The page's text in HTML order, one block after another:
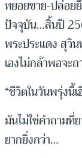
ทยอยขาย-ปล่อย
ปัจจุบัน…สิ้นปี
พระประแดง สุวิ
เองไม่กล้าพอจะ
“ชีวิตในวันพรุ่งนี้เ
มันไม่ใช่คำถามที่
ยากยิ่งกว่า…